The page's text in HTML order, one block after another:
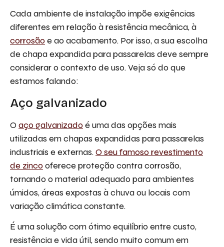
Cada ambiente de instalação impõe exigências
diferentes em relação à resistência mecânica, à
corrosãoe ao acabamento. Por isso, a sua escolha
de chapa expandida para passarelas deve sempre
considerar o contexto de uso. Veja só do que
estamos falando:
Aço galvanizado
O aço galvanizadoé uma das opções mais
utilizadas em chapas expandidas para passarelas
industriais e externas.O seu famoso revestimento
de zincooferece proteção contra corrosão,
tornando o material adequado para ambientes
úmidos, áreas expostas à chuva ou locais com
variação climática constante.
É uma solução com ótimo equilíbrio entre custo,
resistência e vida útil, sendo muito comum em